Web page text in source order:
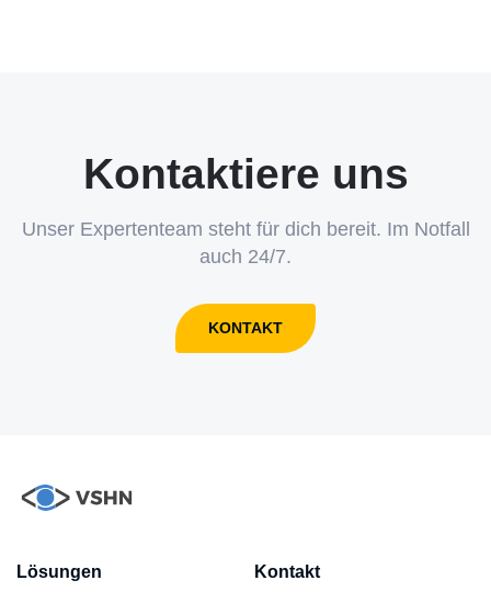
Kontaktiere uns
Unser Expertenteam steht für dich bereit. Im Notfall
auch 24/7.
KONTAKT
Lösungen Kontakt